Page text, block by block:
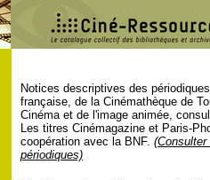
Notices descriptives des
française, de la Cinémathèque de
Cinéma et de l'image animée,
Les titres Cinémagazine et Paris-
coopération avec la BNF.
périodiques)